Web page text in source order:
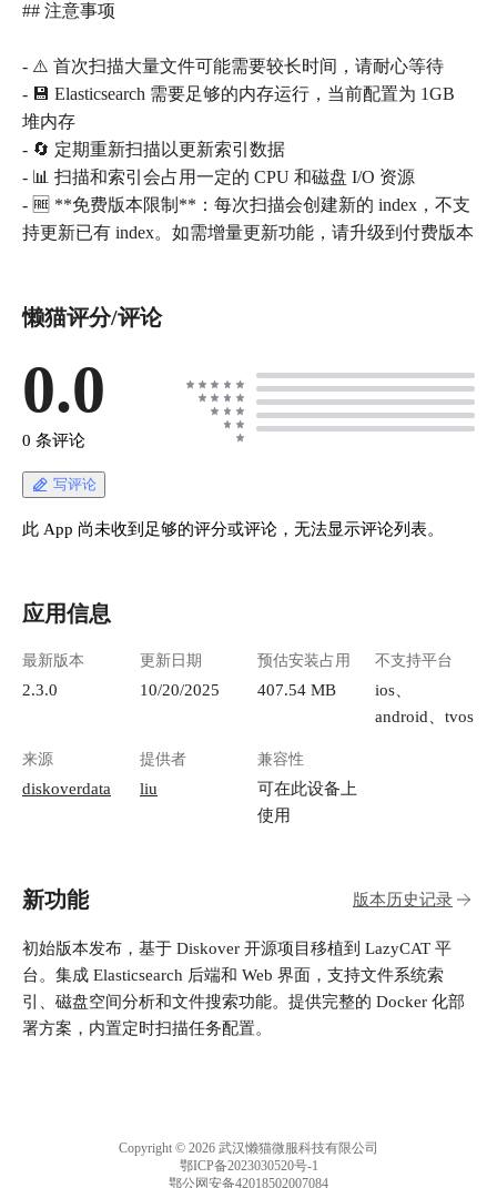
## 注意事项
- ⚠️ 首次扫描大量文件可能需要较长时间，请耐心等待
- 💾 Elasticsearch 需要足够的内存运行，当前配置为 1GB
堆内存
- 🔄 定期重新扫描以更新索引数据
- 📊 扫描和索引会占用一定的 CPU 和磁盘 I/O 资源
- 🆓 **免费版本限制**：每次扫描会创建新的 index，不支
懒猫评分/评论
0.0
0 条评论
写评论
此 App 尚未收到足够的评分或评论，无法显示评论列表。
应用信息
最新版本
2.3.0
更新日期
10/20/2025
预估安装占用
407.54 MB
不支持平台
ios、
android、tvos
来源
diskoverdata
提供者
liu
兼容性
可在此设备上
使用
新功能 版本历史记录
初始版本发布，基于 Diskover 开源项目移植到 LazyCAT 平
台。集成 Elasticsearch 后端和 Web 界面，支持文件系统索
引、磁盘空间分析和文件搜索功能。提供完整的 Docker 化部
Copyright © 2026 武汉懒猫微服科技有限公司
鄂ICP备2023030520号-1
鄂公网安备42018502007084